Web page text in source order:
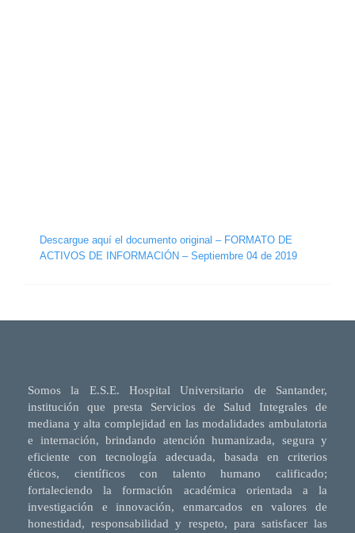
Descargue aquí el documento original – FORMATO DE
ACTIVOS DE INFORMACIÓN – Septiembre 04 de 2019
Somos la E.S.E. Hospital Universitario de Santander,
institución que presta Servicios de Salud Integrales de
mediana y alta complejidad en las modalidades ambulatoria
e internación, brindando atención humanizada, segura y
eficiente con tecnología adecuada, basada en criterios
éticos, científicos con talento humano calificado;
fortaleciendo la formación académica orientada a la
investigación e innovación, enmarcados en valores de
honestidad, responsabilidad y respeto, para satisfacer las